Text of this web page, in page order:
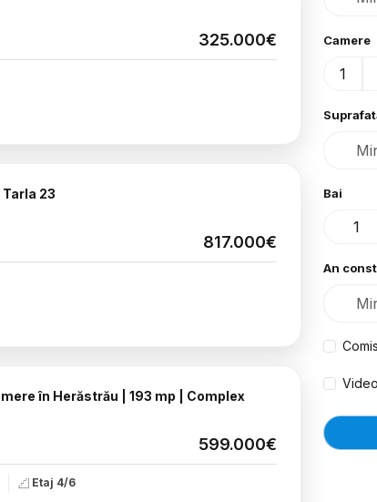
325.000€
23
817.000€
în Herăstrău | 193 mp | Complex
599.000€
Etaj 4/6
Camere
1
Bai
1
An